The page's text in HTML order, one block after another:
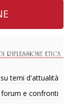
su temi d'attualità
forum e confronti